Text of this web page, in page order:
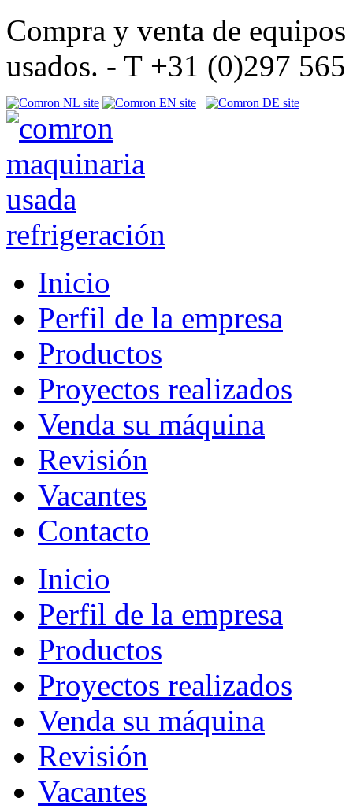
Compra y venta de
usados. - T +31 (0)297
Inicio
Perfil de la empresa
Productos
Proyectos realizados
Venda su máquina
Revisión
Vacantes
Contacto
Inicio
Perfil de la empresa
Productos
Proyectos realizados
Venda su máquina
Revisión
Vacantes